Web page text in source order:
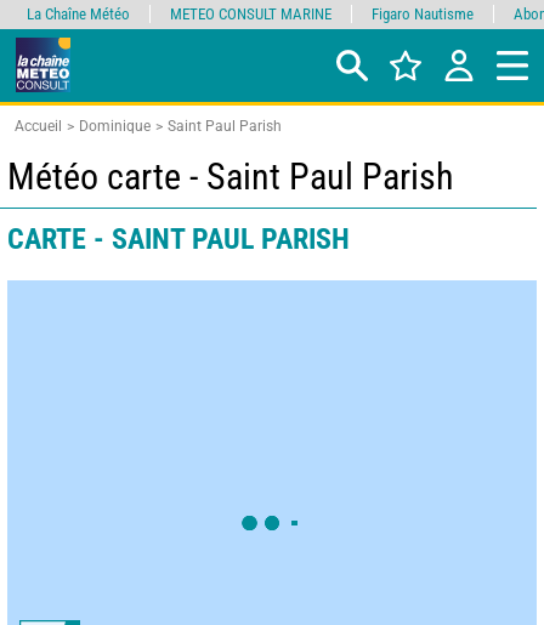
Accueil Dominique Saint Paul Parish
Météo carte - Saint Paul Parish
CARTE - SAINT PAUL PARISH
La Chaîne Météo METEO CONSULT MARINE Figaro Nautisme